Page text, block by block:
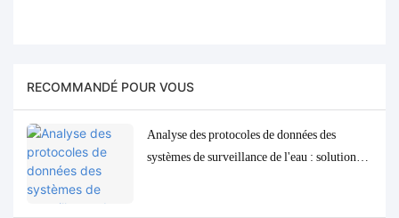
RECOMMANDÉ POUR VOUS
Analyse des protocoles de données des
systèmes de surveillance de l'eau : solutions